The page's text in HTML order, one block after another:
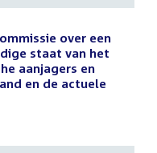
over een
staat van het
aanjagers en
en de actuele